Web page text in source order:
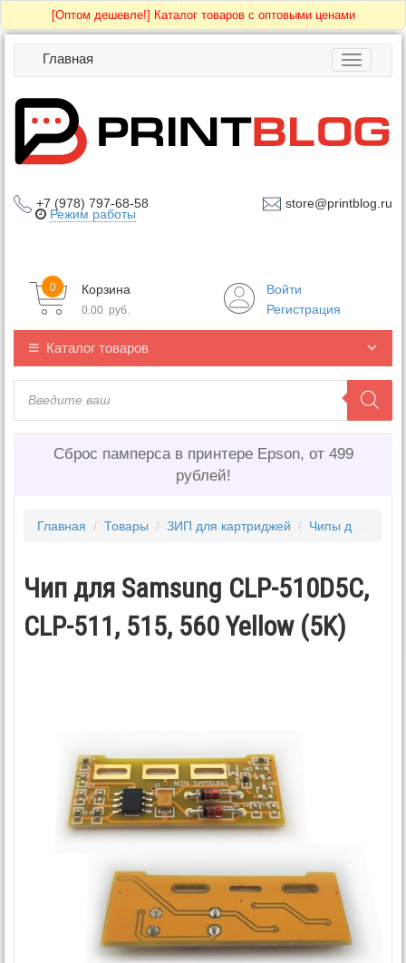
[Оптом дешевле!] Каталог товаров с оптовыми ценами
Toggle
Главная
+7 (978) 797-68-58 store@printblog.ru
Режим работы
Корзина
0
0.00 руб.
Войти
Регистрация
Каталог товаров
Сброс памперса в принтере Epson, от 499
рублей!
Главная / Товары / ЗИП для картриджей / Чипы для картриджей
Чип для Samsung CLP-510D5C,
CLP-511, 515, 560 Yellow (5K)